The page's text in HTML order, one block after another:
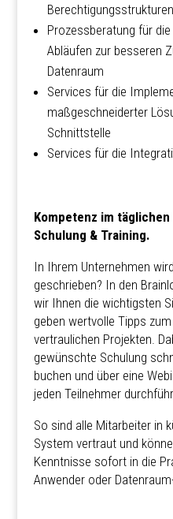
Berechtigungsstrukturen
Prozessberatung für
Abläufen zur besseren
Datenraum
Services für die
maßgeschneiderter
Schnittstelle
Services für die
Kompetenz im
Schulung & Training.
In Ihrem Unternehmen
geschrieben? In den
wir Ihnen die wichtigsten
geben wertvolle Tipps
vertraulichen Projekten.
gewünschte Schulung
buchen und über eine
jeden Teilnehmer
So sind alle Mitarbeiter in
System vertraut und
Kenntnisse sofort in die
Anwender oder